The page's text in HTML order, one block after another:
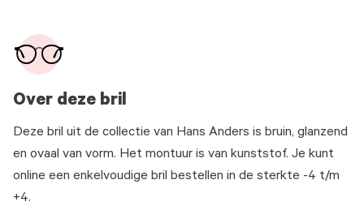
Over deze bril
Deze bril uit de collectie van Hans Anders is bruin, glanzend
en ovaal van vorm. Het montuur is van kunststof. Je kunt
online een enkelvoudige bril bestellen in de sterkte -4 t/m
+4.